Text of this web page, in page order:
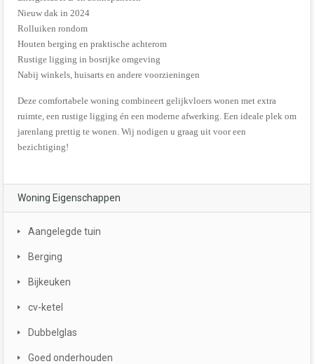
Nieuw dak in 2024
Rolluiken rondom
Houten berging en praktische achterom
Rustige ligging in bosrijke omgeving
Nabij winkels, huisarts en andere voorzieningen
Deze comfortabele woning combineert gelijkvloers wonen met extra
ruimte, een rustige ligging én een moderne afwerking. Een ideale plek om
jarenlang prettig te wonen. Wij nodigen u graag uit voor een
bezichtiging!
Woning Eigenschappen
Aangelegde tuin
Berging
Bijkeuken
cv-ketel
Dubbelglas
Goed onderhouden